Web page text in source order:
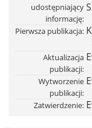
udostępniający
informację
Pierwsza publikacja
Aktualizacja
publikacji
Wytworzenie
publikacji
Zatwierdzenie